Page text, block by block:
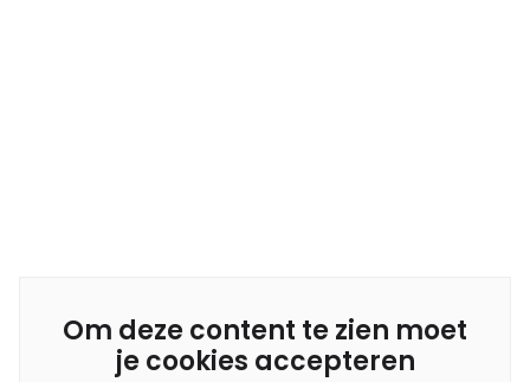
Om deze content te zien moet
je cookies accepteren